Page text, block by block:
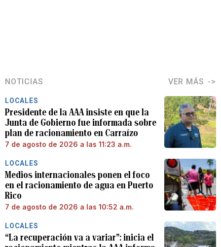
NOTICIAS VER MÁS
LOCALES
Presidente de la AAA insiste en que la
Junta de Gobierno fue informada sobre
plan de racionamiento en Carraízo
7 de agosto de 2026 a las 11:23 a.m.
LOCALES
Medios internacionales ponen el foco
en el racionamiento de agua en Puerto
Rico
7 de agosto de 2026 a las 10:52 a.m.
LOCALES
“La recuperación va a variar”: inicia el